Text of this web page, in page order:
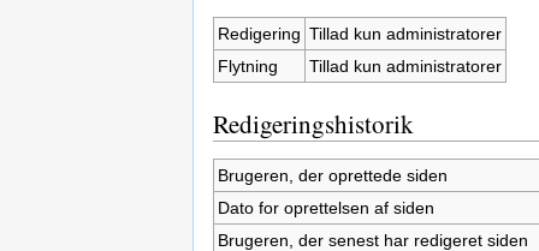
Redigering Tillad kun administratorer
Flytning
Tillad kun administratorer
Redigeringshistorik
Brugeren, der oprettede siden
Dato for oprettelsen af siden
Brugeren, der senest har redigeret siden